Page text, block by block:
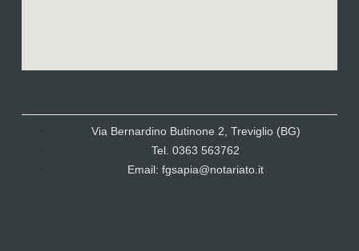
Via Bernardino Butinone 2, Treviglio (BG)
Tel. 0363 563762
Email: fgsapia@notariato.it